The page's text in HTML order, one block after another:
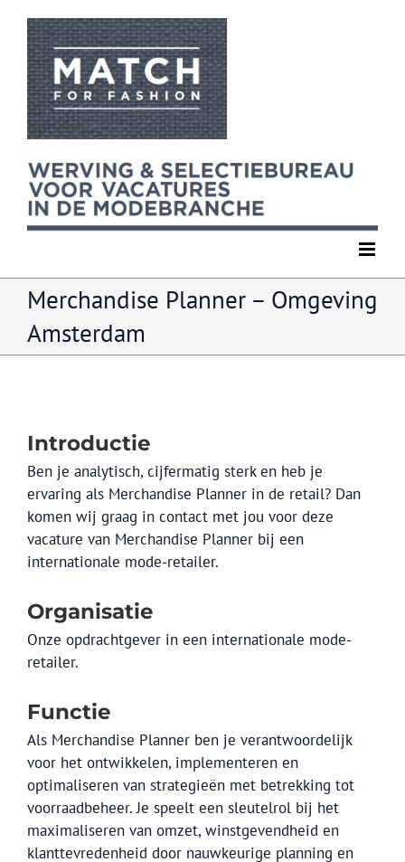
inhoud
Merchandise Planner – Omgeving
Amsterdam
Introductie
Ben je analytisch, cijfermatig sterk en heb je
ervaring als Merchandise Planner in de retail? Dan
komen wij graag in contact met jou voor deze
vacature van Merchandise Planner bij een
internationale mode-retailer.
Organisatie
Onze opdrachtgever in een internationale mode-
retailer.
Functie
Als Merchandise Planner ben je verantwoordelijk
voor het ontwikkelen, implementeren en
optimaliseren van strategieën met betrekking tot
voorraadbeheer. Je speelt een sleutelrol bij het
maximaliseren van omzet, winstgevendheid en
klanttevredenheid door nauwkeurige planning en